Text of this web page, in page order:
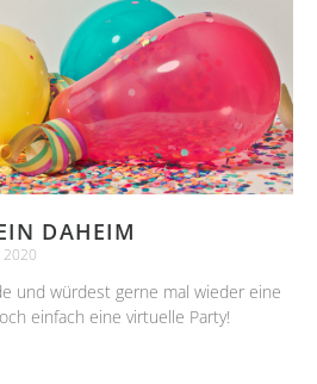
DAHEIM
2020
und würdest gerne mal wieder eine
einfach eine virtuelle Party!